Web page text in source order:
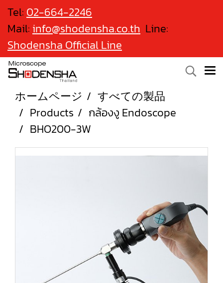
Tel: 02-664-2246
Mail: info@shodensha.co.th Line:
Shodensha Official Line
ホームページ
すべての製品
Products
กล้องงู Endoscope
BHO200-3W